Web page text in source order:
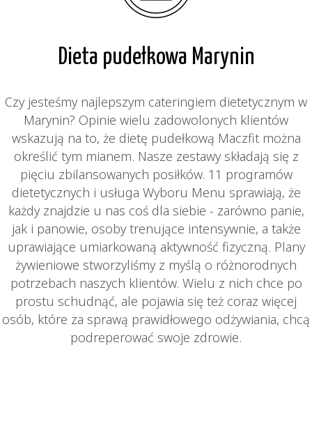
Dieta pudełkowa Marynin
Czy jesteśmy najlepszym cateringiem dietetycznym w
Marynin? Opinie wielu zadowolonych klientów
wskazują na to, że dietę pudełkową Maczfit można
określić tym mianem. Nasze zestawy składają się z
pięciu zbilansowanych posiłków. 11 programów
dietetycznych i usługa Wyboru Menu sprawiają, że
każdy znajdzie u nas coś dla siebie - zarówno panie,
jak i panowie, osoby trenujące intensywnie, a także
uprawiające umiarkowaną aktywność fizyczną. Plany
żywieniowe stworzyliśmy z myślą o różnorodnych
potrzebach naszych klientów. Wielu z nich chce po
prostu schudnąć, ale pojawia się też coraz więcej
osób, które za sprawą prawidłowego odżywiania, chcą
podreperować swoje zdrowie.